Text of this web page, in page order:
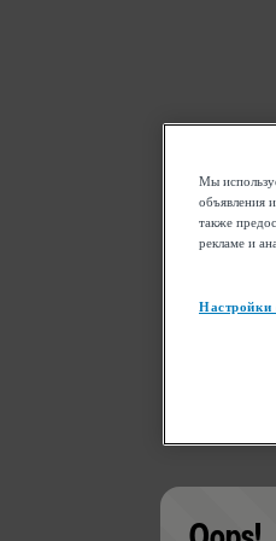
Мы
объявления
также
рекламе и